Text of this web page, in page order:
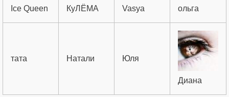
Ice Queen КуЛЁМА Vasya ольга
тата Натали Юля
Диана